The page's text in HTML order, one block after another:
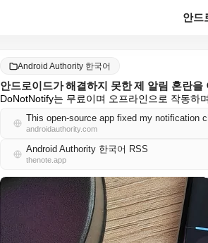
Android Authority 한국어
안드로이드가 해결하지 못한 제 알림 혼란
DoNotNotify는 무료이며 오프라인으로 작동하
This open-source app fixed my notification
androidauthority.com
Android Authority 한국어 RSS
thenote.app